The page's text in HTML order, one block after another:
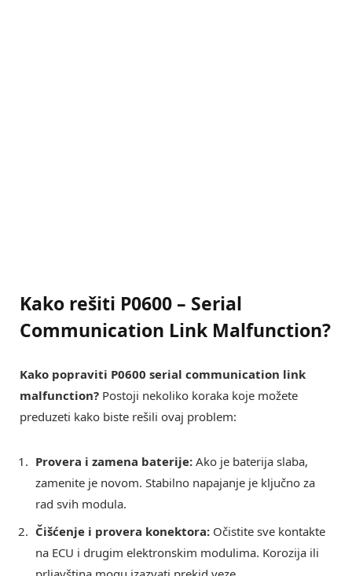
Kako rešiti P0600 – Serial
Communication Link Malfunction?
Kako popraviti P0600 serial communication link
malfunction? Postoji nekoliko koraka koje možete
preduzeti kako biste rešili ovaj problem:
Provera i zamena baterije: Ako je baterija slaba,
zamenite je novom. Stabilno napajanje je ključno za
rad svih modula.
Čišćenje i provera konektora: Očistite sve kontakte
na ECU i drugim elektronskim modulima. Korozija ili